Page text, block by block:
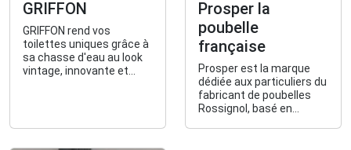
GRIFFON
GRIFFON rend vos
toilettes uniques grâce à
sa chasse d'eau au look
vintage, innovante et
Prosper la
poubelle
française
Prosper est la marque
dédiée aux particuliers du
fabricant de poubelles
Rossignol, basé en